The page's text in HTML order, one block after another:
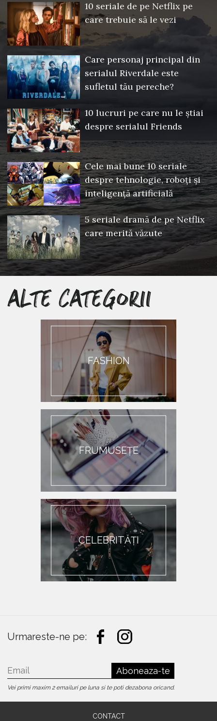
10 seriale de pe Netflix pe
care trebuie să le vezi
Care personaj principal din
serialul Riverdale este
sufletul tău pereche?
10 lucruri pe care nu le știai
despre serialul Friends
Cele mai bune 10 seriale
despre tehnologie, roboți și
inteligență artificială
5 seriale dramă de pe Netflix
care merită văzute
ALTE CATEGORII
FASHION
FRUMUSEȚE
CELEBRITĂȚI
Urmareste-ne pe:
Aboneaza-te
Vei primi maxim 2 emailuri pe luna si te poti dezabona oricand.
CONTACT